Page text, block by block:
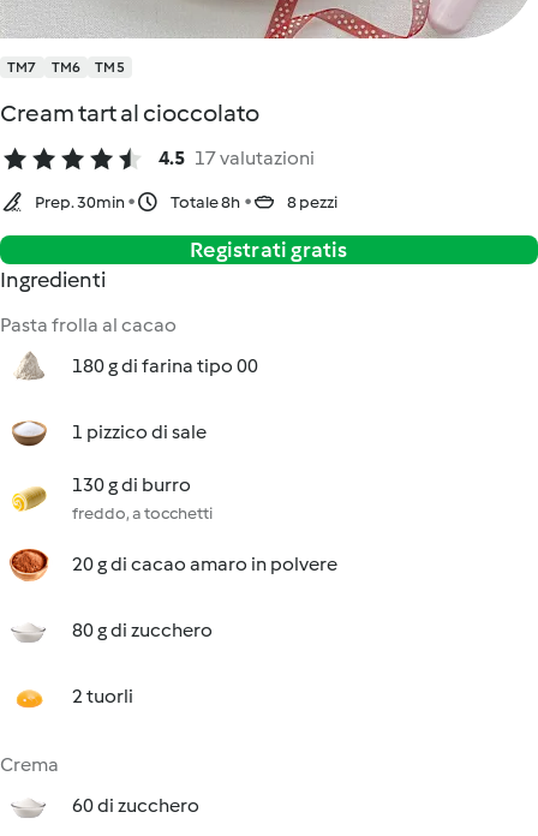
TM7 TM6 TM5
Cream tart al cioccolato
4.5 17 valutazioni
Prep. 30min Totale 8h 8 pezzi
Registrati gratis
Ingredienti
Pasta frolla al cacao
180 g di farina tipo 00
1 pizzico di sale
130 g di burro
freddo, a tocchetti
20 g di cacao amaro in polvere
80 g di zucchero
2 tuorli
Crema
60 di zucchero